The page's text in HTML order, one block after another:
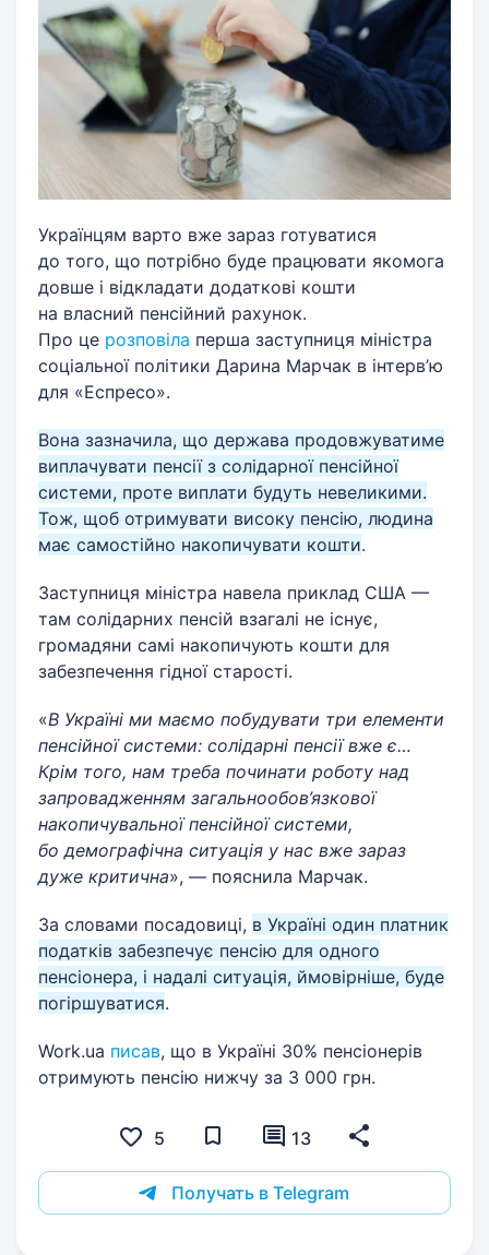
Українцям варто вже зараз готуватися
до того, що потрібно буде працювати якомога
довше і відкладати додаткові кошти
на власний пенсійний рахунок.
Про це розповіла перша заступниця міністра
соціальної політики Дарина Марчак в інтерв’ю
для «Еспресо».
Вона зазначила, що держава продовжуватиме
виплачувати пенсії з солідарної пенсійної
системи, проте виплати будуть невеликими.
Тож, щоб отримувати високу пенсію, людина
має самостійно накопичувати кошти.
Заступниця міністра навела приклад США —
там солідарних пенсій взагалі не існує,
громадяни самі накопичують кошти для
забезпечення гідної старості.
«В Україні ми маємо побудувати три елементи
пенсійної системи: солідарні пенсії вже є…
Крім того, нам треба починати роботу над
запровадженням загальнообов’язкової
накопичувальної пенсійної системи,
бо демографічна ситуація у нас вже зараз
дуже критична», — пояснила Марчак.
За словами посадовиці, в Україні один платник
податків забезпечує пенсію для одного
пенсіонера, і надалі ситуація, ймовірніше, буде
погіршуватися.
Work.ua писав, що в Україні 30% пенсіонерів
отримують пенсію нижчу за 3 000 грн.
5 13
Получать в Telegram